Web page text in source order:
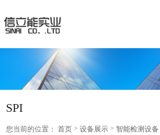
SPI
您当前的位置： 首页 > 设备展示 > 智能检测设备